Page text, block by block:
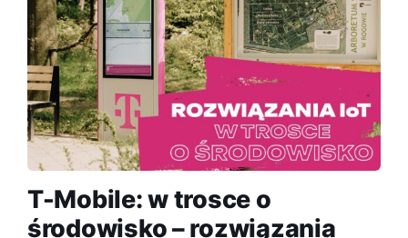
T-Mobile: w trosce o
środowisko – rozwiązania